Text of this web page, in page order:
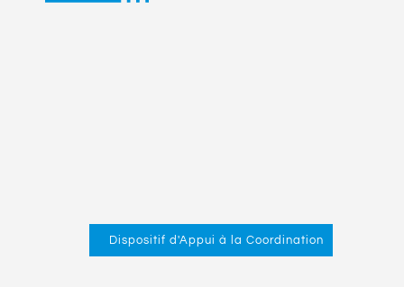
Dispositif d'Appui à la Coordination